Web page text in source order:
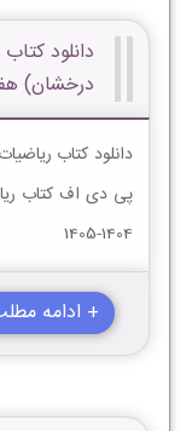
دانلود
درخشان)
دانلود کتاب
پی دی اف کتاب
1404-1405
+ ادامه